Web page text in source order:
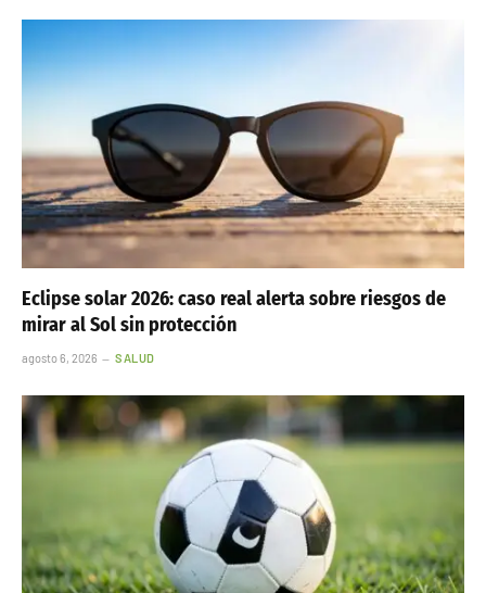
Eclipse solar 2026: caso real alerta sobre riesgos de
mirar al Sol sin protección
agosto 6, 2026 SALUD